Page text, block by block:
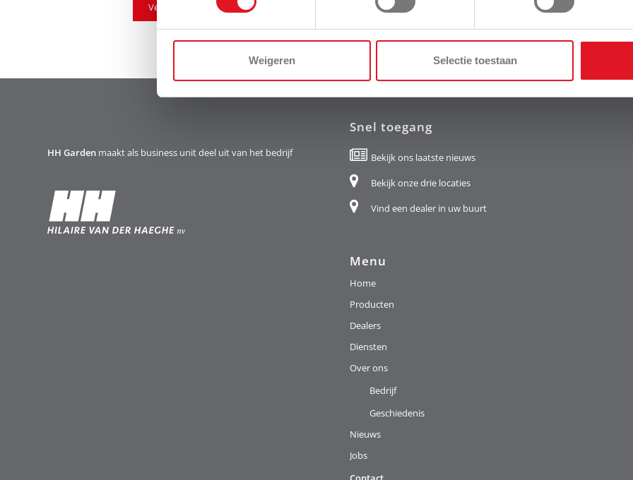
Weigeren Selectie toestaan
Verzenden
HH Garden maakt als business unit deel uit van het bedrijf
Snel toegang
Bekijk ons laatste nieuws
Bekijk onze drie locaties
Vind een dealer in uw buurt
Menu
Home
Producten
Dealers
Diensten
Over ons
Bedrijf
Geschiedenis
Nieuws
Jobs